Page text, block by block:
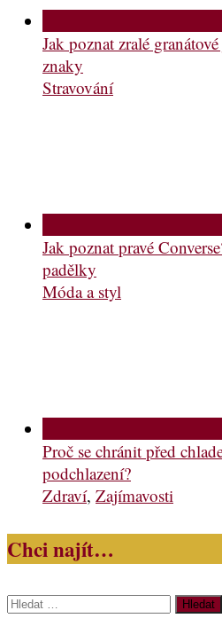
Jak poznat zralé
znaky
Stravování
Jak poznat pravé
padělky
Móda a styl
Proč se chránit před
podchlazení?
Zdraví, Zajímavosti
Chci najít…
Vyhledávání